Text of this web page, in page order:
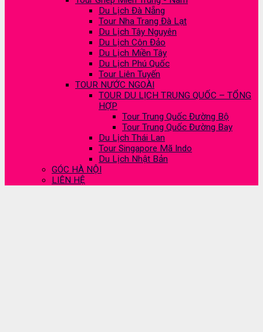
Du Lịch Đà Nẵng
Tour Nha Trang Đà Lạt
Du Lịch Tây Nguyên
Du Lịch Côn Đảo
Du Lịch Miền Tây
Du Lịch Phú Quốc
Tour Liên Tuyến
TOUR NƯỚC NGOÀI
TOUR DU LỊCH TRUNG QUỐC – TỔNG
HỢP
Tour Trung Quốc Đường Bộ
Tour Trung Quốc Đường Bay
Du Lịch Thái Lan
Tour Singapore Mã Indo
Du Lịch Nhật Bản
GÓC HÀ NỘI
LIÊN HỆ